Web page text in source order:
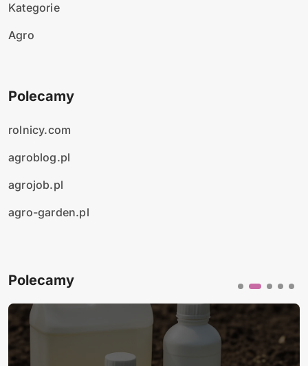
Kategorie
Agro
Polecamy
rolnicy.com
agroblog.pl
agrojob.pl
agro-garden.pl
Polecamy